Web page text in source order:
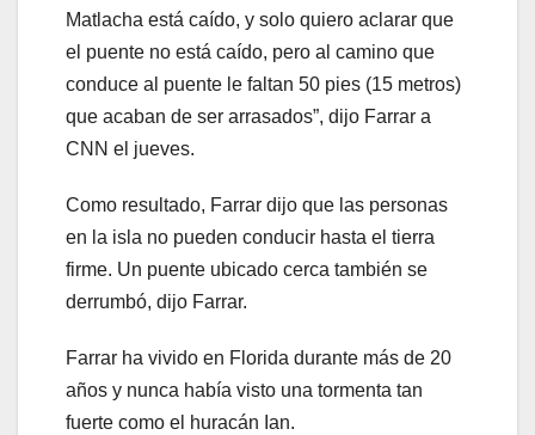
Matlacha está caído, y solo quiero aclarar que
el puente no está caído, pero al camino que
conduce al puente le faltan 50 pies (15 metros)
que acaban de ser arrasados”, dijo Farrar a
CNN el jueves.
Como resultado, Farrar dijo que las personas
en la isla no pueden conducir hasta el tierra
firme. Un puente ubicado cerca también se
derrumbó, dijo Farrar.
Farrar ha vivido en Florida durante más de 20
años y nunca había visto una tormenta tan
fuerte como el huracán Ian.